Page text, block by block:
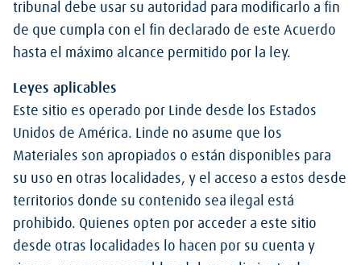
tribunal debe usar su autoridad para modificarlo a fin
de que cumpla con el fin declarado de este Acuerdo
hasta el máximo alcance permitido por la ley.
Leyes aplicables
Este sitio es operado por Linde desde los Estados
Unidos de América. Linde no asume que los
Materiales son apropiados o están disponibles para
su uso en otras localidades, y el acceso a estos desde
territorios donde su contenido sea ilegal está
prohibido. Quienes opten por acceder a este sitio
desde otras localidades lo hacen por su cuenta y